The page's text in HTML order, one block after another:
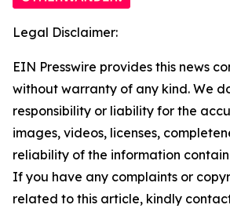
Legal Disclaimer:
EIN Presswire provides this news
without warranty of any kind. We
responsibility or liability for the
images, videos, licenses,
reliability of the information
If you have any complaints or
related to this article, kindly